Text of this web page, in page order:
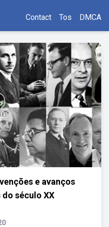
Contact Tos DMCA
e avanços
século XX